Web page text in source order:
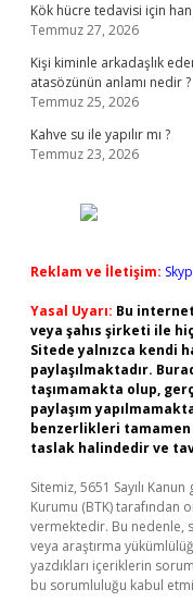
Kök hücre tedavisi için
Temmuz 27, 2026
Kişi kiminle arkadaşlık
atasözünün anlamı nedir ?
Temmuz 25, 2026
Kahve su ile yapılır mı ?
Temmuz 23, 2026
Reklam ve İletişim:
Yasal Uyarı: Bu
veya şahıs şirketi ile
Sitede yalnızca kendi
paylaşılmaktadır.
taşımamakta olup,
paylaşım
benzerlikleri
taslak halindedir ve
Sitemiz, 5651 Sayılı
Kurumu (BTK) tarafından
vermektedir. Bu nedenle,
veya araştırma
yazdıkları içeriklerin
bu sorumluluğu kabul